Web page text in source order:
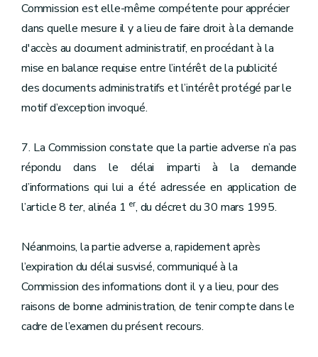
Commission est elle-même compétente pour apprécier
dans quelle mesure il y a lieu de faire droit à la demande
d'accès au document administratif, en procédant à la
mise en balance requise entre l’intérêt de la publicité
des documents administratifs et l’intérêt protégé par le
motif d’exception invoqué.
7. La Commission constate que la partie adverse n’a pas
répondu dans le délai imparti à la demande
d’informations qui lui a été adressée en application de
l’article 8 ter, alinéa 1 er, du décret du 30 mars 1995.
Néanmoins, la partie adverse a, rapidement après
l’expiration du délai susvisé, communiqué à la
Commission des informations dont il y a lieu, pour des
raisons de bonne administration, de tenir compte dans le
cadre de l’examen du présent recours.